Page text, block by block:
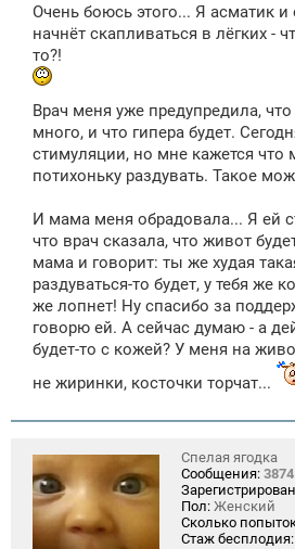
н
и
Очень боюсь этого... Я асматик
начнёт скапливаться в лёгких -
то?!
Врач меня уже предупредила,
много, и что гипера будет.
стимуляции, но мне кажется что
потихоньку раздувать. Такое
И мама меня обрадовала... Я ей
что врач сказала, что живот
мама и говорит: ты же худая
раздуваться-то будет, у тебя же
же лопнет! Ну спасибо за
говорю ей. А сейчас думаю - а
будет-то с кожей? У меня на
не жиринки, косточки торчат...
Спелая ягодка
Сообщения: 3874
Пол: Женский
Сколько
Стаж бесплодия: